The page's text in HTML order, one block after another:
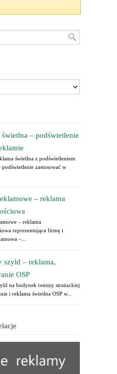
świetlna – podświetlenie
świetlna z podświetleniem
zastosować w
– reklama
– reklama
reprezentująca firmę i
–...
szyld – reklama,
OSP
na budynek remizy strażackiej
i reklama świetlna OSP w...